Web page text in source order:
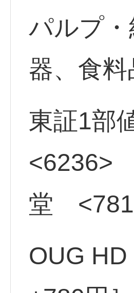
パルプ
器、食
東証1部
<6236>
堂
OUG